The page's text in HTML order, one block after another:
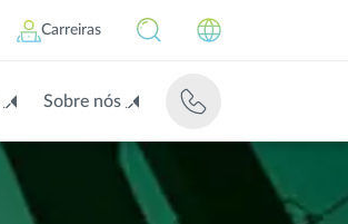
Carreiras
Sobre nós